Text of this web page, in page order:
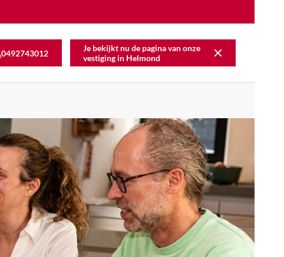
0492743012
Je bekijkt nu de pagina van onze
vestiging in Helmond